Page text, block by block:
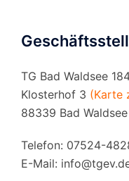
TG Bad Waldsee
Klosterhof 3 (Karte
88339 Bad Waldsee
Telefon: 07524-
E-Mail: